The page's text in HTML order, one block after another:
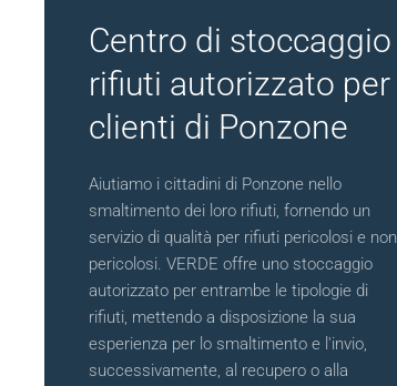
Centro di stoccaggio
rifiuti autorizzato per
clienti di Ponzone
Aiutiamo i cittadini di Ponzone nello
smaltimento dei loro rifiuti, fornendo un
servizio di qualità per rifiuti pericolosi e non
pericolosi. VERDE offre uno stoccaggio
autorizzato per entrambe le tipologie di
rifiuti, mettendo a disposizione la sua
esperienza per lo smaltimento e l'invio,
successivamente, al recupero o alla